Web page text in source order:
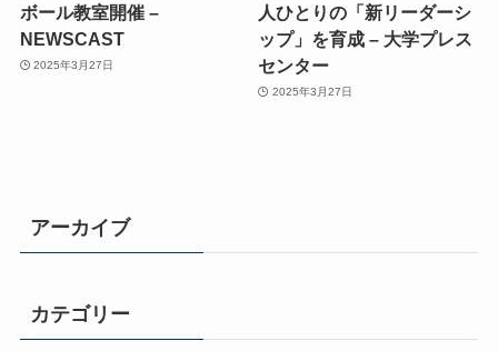
ボール教室開催 –
NEWSCAST
2025年3月27日
人ひとりの「新リーダーシ
ップ」を育成 – 大学プレス
センター
2025年3月27日
アーカイブ
カテゴリー